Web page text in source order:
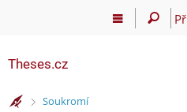
Theses.cz
>
Soukromí